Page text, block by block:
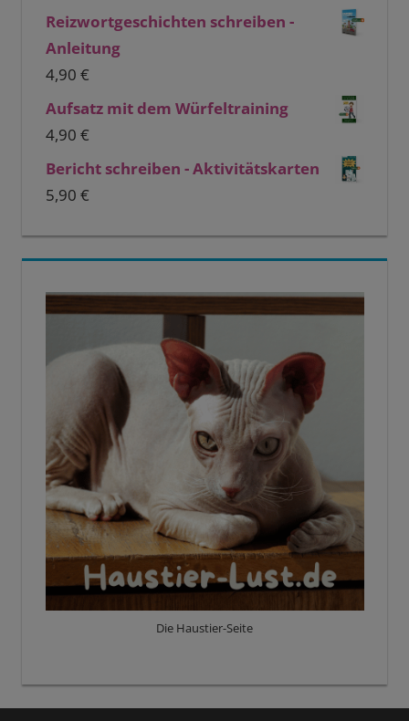
Reizwortgeschichten schreiben -
Anleitung
4,90 €
Aufsatz mit dem Würfeltraining
4,90 €
Bericht schreiben - Aktivitätskarten
5,90 €
Die Haustier-Seite